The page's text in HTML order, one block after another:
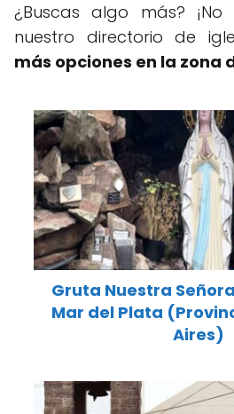
¿Buscas algo más?
nuestro directorio de
más opciones en la zona
Gruta Nuestra
Mar del Plata
Aires)